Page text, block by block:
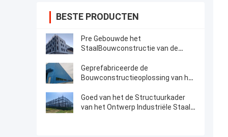
BESTE PRODUCTEN
Pre Gebouwde het
StaalBouwconstructie van de
Geprefabriceerde de
Bouwconstructieoplossing van het
Goed van het de Structuurkader
van het Ontwerp Industriële Staal